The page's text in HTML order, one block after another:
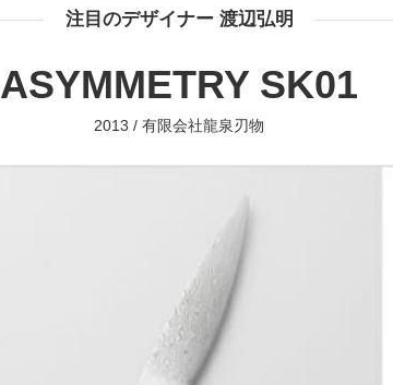
注目のデザイナー 渡辺弘明
ASYMMETRY SK01
2013 / 有限会社龍泉刃物